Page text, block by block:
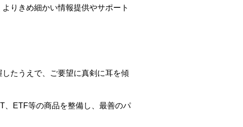
りきめ細かい情報提供やサポート
たうえで、ご要望に真剣に耳を傾
、ETF等の商品を整備し、最善のパ